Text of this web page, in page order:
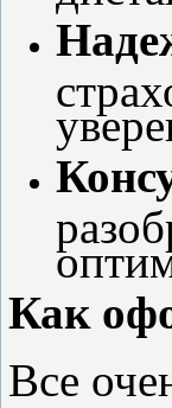
Как
Все